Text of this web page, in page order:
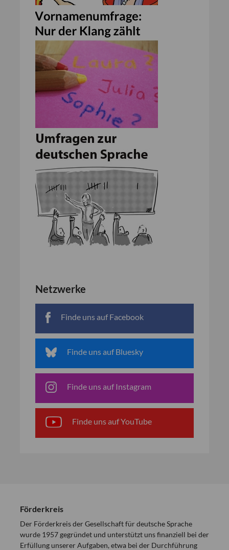
Netzwerke
Finde uns auf Facebook
Finde uns auf Bluesky
Finde uns auf Instagram
Finde uns auf YouTube
Förderkreis
Der Förderkreis der Gesellschaft für deutsche Sprache
wurde 1957 gegründet und unterstützt uns finanziell bei der
Erfüllung unserer Aufgaben, etwa bei der Durchführung